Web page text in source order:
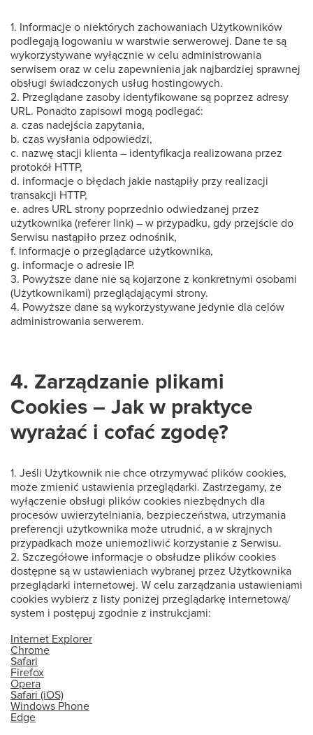
1. Informacje o niektórych zachowaniach Użytkowników
podlegają logowaniu w warstwie serwerowej. Dane te są
wykorzystywane wyłącznie w celu administrowania
serwisem oraz w celu zapewnienia jak najbardziej sprawnej
obsługi świadczonych usług hostingowych.
2. Przeglądane zasoby identyfikowane są poprzez adresy
URL. Ponadto zapisowi mogą podlegać:
a. czas nadejścia zapytania,
b. czas wysłania odpowiedzi,
c. nazwę stacji klienta – identyfikacja realizowana przez
protokół HTTP,
d. informacje o błędach jakie nastąpiły przy realizacji
transakcji HTTP,
e. adres URL strony poprzednio odwiedzanej przez
użytkownika (referer link) – w przypadku, gdy przejście do
Serwisu nastąpiło przez odnośnik,
f. informacje o przeglądarce użytkownika,
g. informacje o adresie IP.
3. Powyższe dane nie są kojarzone z konkretnymi osobami
(Użytkownikami) przeglądającymi strony.
4. Powyższe dane są wykorzystywane jedynie dla celów
administrowania serwerem.
4. Zarządzanie plikami
Cookies – Jak w praktyce
wyrażać i cofać zgodę?
1. Jeśli Użytkownik nie chce otrzymywać plików cookies,
może zmienić ustawienia przeglądarki. Zastrzegamy, że
wyłączenie obsługi plików cookies niezbędnych dla
procesów uwierzytelniania, bezpieczeństwa, utrzymania
preferencji użytkownika może utrudnić, a w skrajnych
przypadkach może uniemożliwić korzystanie z Serwisu.
2. Szczegółowe informacje o obsłudze plików cookies
dostępne są w ustawieniach wybranej przez Użytkownika
przeglądarki internetowej. W celu zarządzania ustawieniami
cookies wybierz z listy poniżej przeglądarkę internetową/
system i postępuj zgodnie z instrukcjami:
Internet Explorer
Chrome
Safari
Firefox
Opera
Safari (iOS)
Windows Phone
Edge